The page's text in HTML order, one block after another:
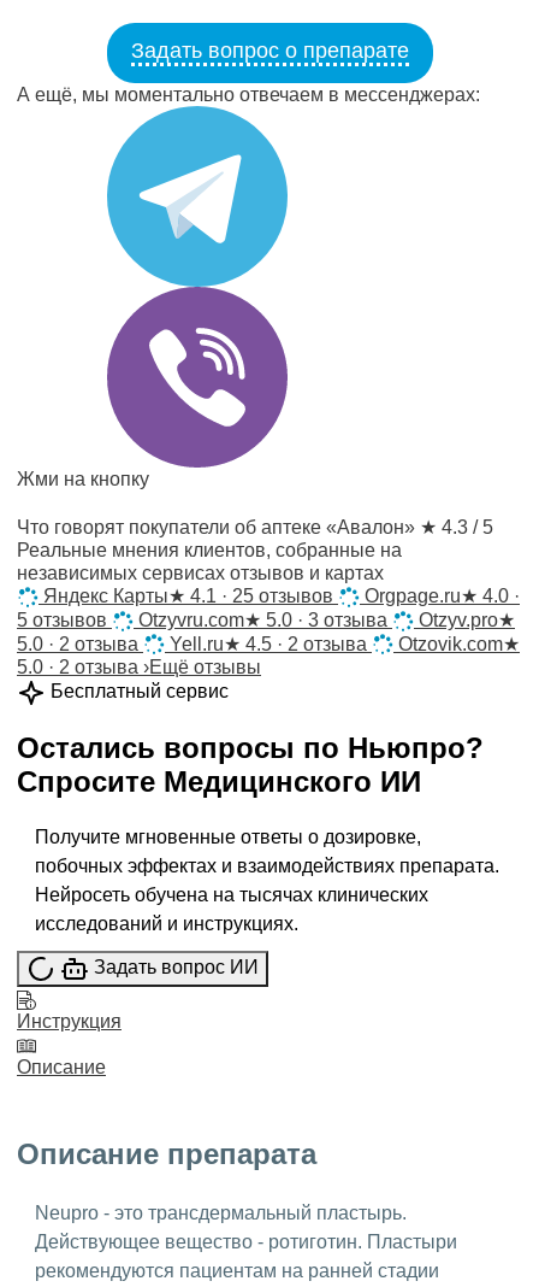
Задать вопрос о препарате
А ещё, мы моментально отвечаем в мессенджерах:
Жми на кнопку
Что говорят покупатели об аптеке «Авалон» ★ 4.3 / 5
Реальные мнения клиентов, собранные на
независимых сервисах отзывов и картах
Яндекс Карты★ 4.1 · 25 отзывов Orgpage.ru★ 4.0 ·
5 отзывов
Otzyvru.com★ 5.0 · 3 отзыва Otzyv.pro★
5.0 · 2 отзыва
Yell.ru★ 4.5 · 2 отзыва Otzovik.com★
5.0 · 2 отзыва ›Ещё отзывы
Бесплатный сервис
Остались вопросы по Ньюпро?
Спросите Медицинского ИИ
Получите мгновенные ответы о дозировке,
побочных эффектах и взаимодействиях препарата.
Нейросеть обучена на тысячах клинических
исследований и инструкциях.
Задать вопрос ИИ
Инструкция
Описание
Описание препарата
Neupro - это трансдермальный пластырь.
Действующее вещество - ротиготин. Пластыри
рекомендуются пациентам на ранней стадии